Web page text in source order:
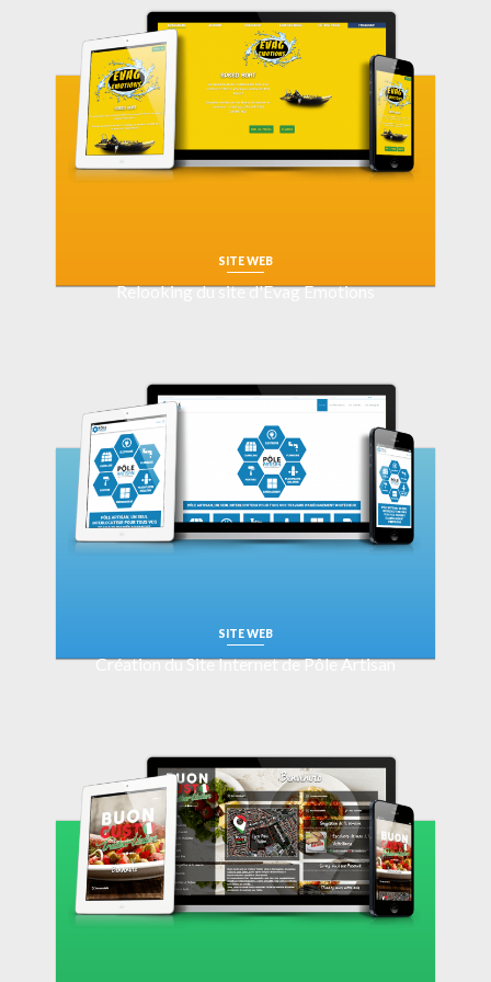
SITE WEB
Relooking du site d'Evag Emotions
SITE WEB
Création du Site Internet de Pôle Artisan